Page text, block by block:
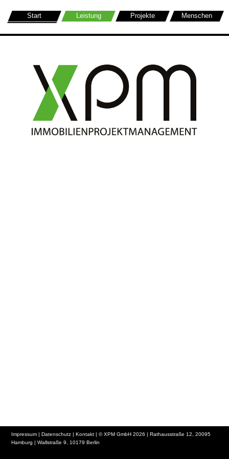
Start Leistung Projekte Menschen
Impressum |Datenschutz |Kontakt | © XPM GmbH 2026 | Rathausstraße 12, 20095
Hamburg | Wallstraße 9, 10179 Berlin